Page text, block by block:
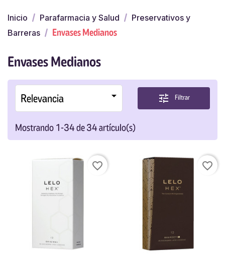
Inicio Parafarmacia y Salud
Preservativos y
Barreras
Envases Medianos
Envases Medianos
Relevancia  tune Filtrar
Mostrando 1-34 de 34 artículo(s)
favorite_border favorite_border